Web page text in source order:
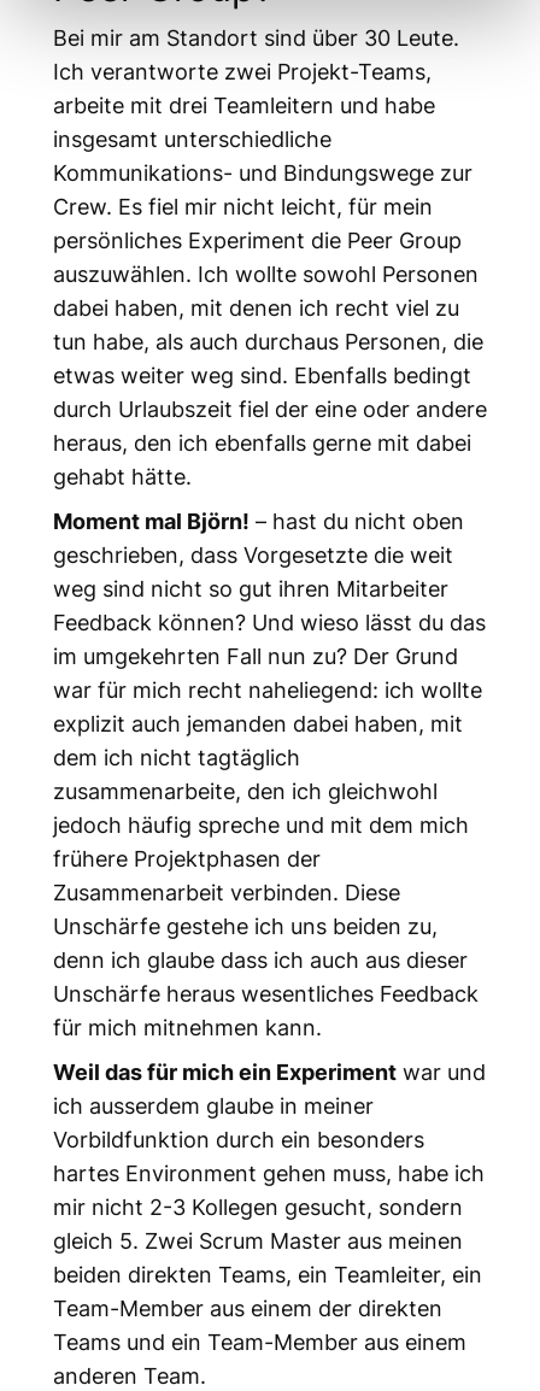
Bei mir am Standort sind über 30 Leute.
Ich verantworte zwei Projekt-Teams,
arbeite mit drei Teamleitern und habe
insgesamt unterschiedliche
Kommunikations- und Bindungswege zur
Crew. Es fiel mir nicht leicht, für mein
persönliches Experiment die Peer Group
auszuwählen. Ich wollte sowohl Personen
dabei haben, mit denen ich recht viel zu
tun habe, als auch durchaus Personen, die
etwas weiter weg sind. Ebenfalls bedingt
durch Urlaubszeit fiel der eine oder andere
heraus, den ich ebenfalls gerne mit dabei
gehabt hätte.
Moment mal Björn! – hast du nicht oben
geschrieben, dass Vorgesetzte die weit
weg sind nicht so gut ihren Mitarbeiter
Feedback können? Und wieso lässt du das
im umgekehrten Fall nun zu? Der Grund
war für mich recht naheliegend: ich wollte
explizit auch jemanden dabei haben, mit
dem ich nicht tagtäglich
zusammenarbeite, den ich gleichwohl
jedoch häufig spreche und mit dem mich
frühere Projektphasen der
Zusammenarbeit verbinden. Diese
Unschärfe gestehe ich uns beiden zu,
denn ich glaube dass ich auch aus dieser
Unschärfe heraus wesentliches Feedback
für mich mitnehmen kann.
Weil das für mich ein Experimentwar und
ich ausserdem glaube in meiner
Vorbildfunktion durch ein besonders
hartes Environment gehen muss, habe ich
mir nicht 2-3 Kollegen gesucht, sondern
gleich 5. Zwei Scrum Master aus meinen
beiden direkten Teams, ein Teamleiter, ein
Team-Member aus einem der direkten
Teams und ein Team-Member aus einem
anderen Team.